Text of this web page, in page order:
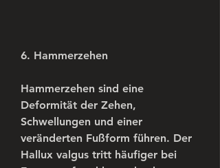
6. Hammerzehen
Hammerzehen sind eine
Deformität der Zehen,
Schwellungen und einer
veränderten Fußform führen. Der
Hallux valgus tritt häufiger bei